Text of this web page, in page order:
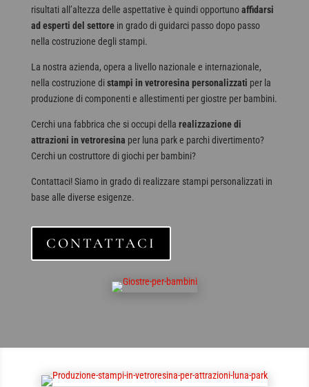
risultati all’altezza delle aspettative è quindi opportunoaffidarsi
ad esperti del settorein grado di guidarci passo dopo passo
nella costruzione degli stampi.
La nostra azienda, opera a livello nazionale e internazionale,
nella costruzione distampi in vetroresina personalizzati per la
produzione di componenti e allestimenti per giostre per bambini.
Cerchi una fabbrica che si occupi della realizzazione di
attrazioni in vetroresina per luna park e parchi divertimento?
Cerchi un costruttore di giochi per bambini?
Contattaci! Siamo in grado di realizzare stampi personalizzati in
base alle diverse esigenze.
CONTATTACI